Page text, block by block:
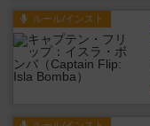
ルール/インスト